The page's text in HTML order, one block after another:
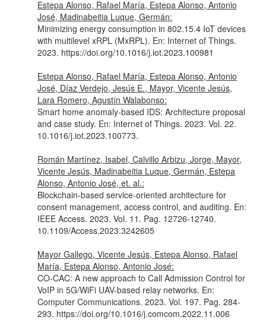
Estepa Alonso, Rafael María, Estepa Alonso, Antonio
José, Madinabeitia Luque, Germán:
Minimizing energy consumption in 802.15.4 IoT devices
with multilevel xRPL (MxRPL). En: Internet of Things.
2023. https://doi.org/10.1016/j.iot.2023.100981
Estepa Alonso, Rafael María, Estepa Alonso, Antonio
José, Díaz Verdejo, Jesús E., Mayor, Vicente Jesús,
Lara Romero, Agustín Walabonso:
Smart home anomaly-based IDS: Architecture proposal
and case study. En: Internet of Things. 2023. Vol. 22.
10.1016/j.iot.2023.100773.
Román Martínez, Isabel, Calvillo Arbizu, Jorge, Mayor,
Vicente Jesús, Madinabeitia Luque, Germán, Estepa
Alonso, Antonio José, et. al.:
Blockchain-based service-oriented architecture for
consent management, access control, and auditing. En:
IEEE Access. 2023. Vol. 11. Pag. 12726-12740.
10.1109/Access.2023.3242605
Mayor Gallego, Vicente Jesús, Estepa Alonso, Rafael
María, Estepa Alonso, Antonio José:
CO-CAC: A new approach to Call Admission Control for
VoIP in 5G/WiFi UAV-based relay networks. En:
Computer Communications. 2023. Vol. 197. Pag. 284-
293. https://doi.org/10.1016/j.comcom.2022.11.006